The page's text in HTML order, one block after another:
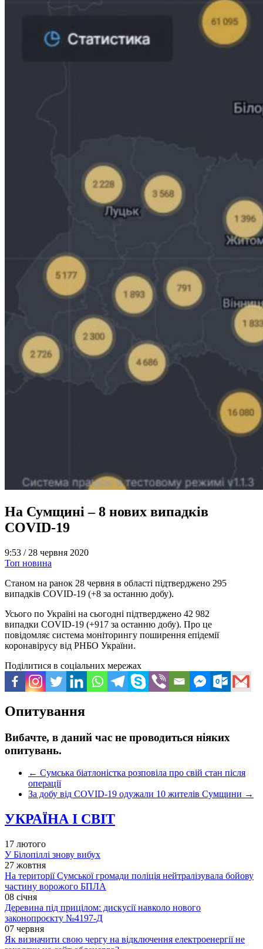
На Сумщині – 8 нових випадків
COVID-19
9:53 / 28 червня 2020
Топ новина
Станом на ранок 28 червня в області підтверджено 295
випадків COVID-19 (+8 за останню добу).
Усього по Україні на сьогодні підтверджено 42 982
випадки COVID-19 (+917 за останню добу). Про це
повідомляє система моніторингу поширення епідемії
коронавірусу від РНБО України.
Поділитися в соціальних мережах
Опитування
Вибачте, в даний час не проводиться ніяких
опитувань.
← Сумська біатлоністка розповіла про свій стан після
операції
За добу від COVID-19 одужали 10 жителів Сумщини →
УКРАЇНА І СВІТ
17 лютого
У Білопіллі знову вибух
27 жовтня
На території Сумської громади поліція нейтралізувала бойову
частину ворожого БПЛА
08 січня
Деревина під прицілом: дискусії навколо нового
законопроєкту №4197-Д
07 червня
Як визначити свою чергу на відключення електроенергії не